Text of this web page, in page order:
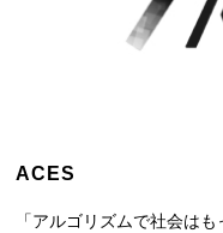
ACES
「アルゴリズムで社会は